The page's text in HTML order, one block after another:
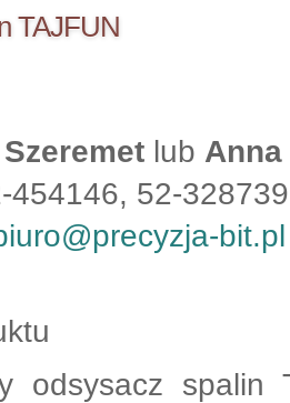
TAJFUN
lub Anna
454146, 52-
bit.pl
odsysacz spalin